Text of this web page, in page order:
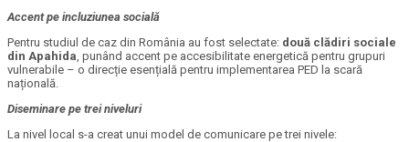
Accent pe incluziunea socială
Pentru studiul de caz din România au fost selectate: două clădiri sociale
din Apahida, punând accent pe accesibilitate energetică pentru grupuri
vulnerabile – o direcție esențială pentru implementarea PED la scară
națională.
Diseminare pe trei niveluri
La nivel local s-a creat unui model de comunicare pe trei nivele: